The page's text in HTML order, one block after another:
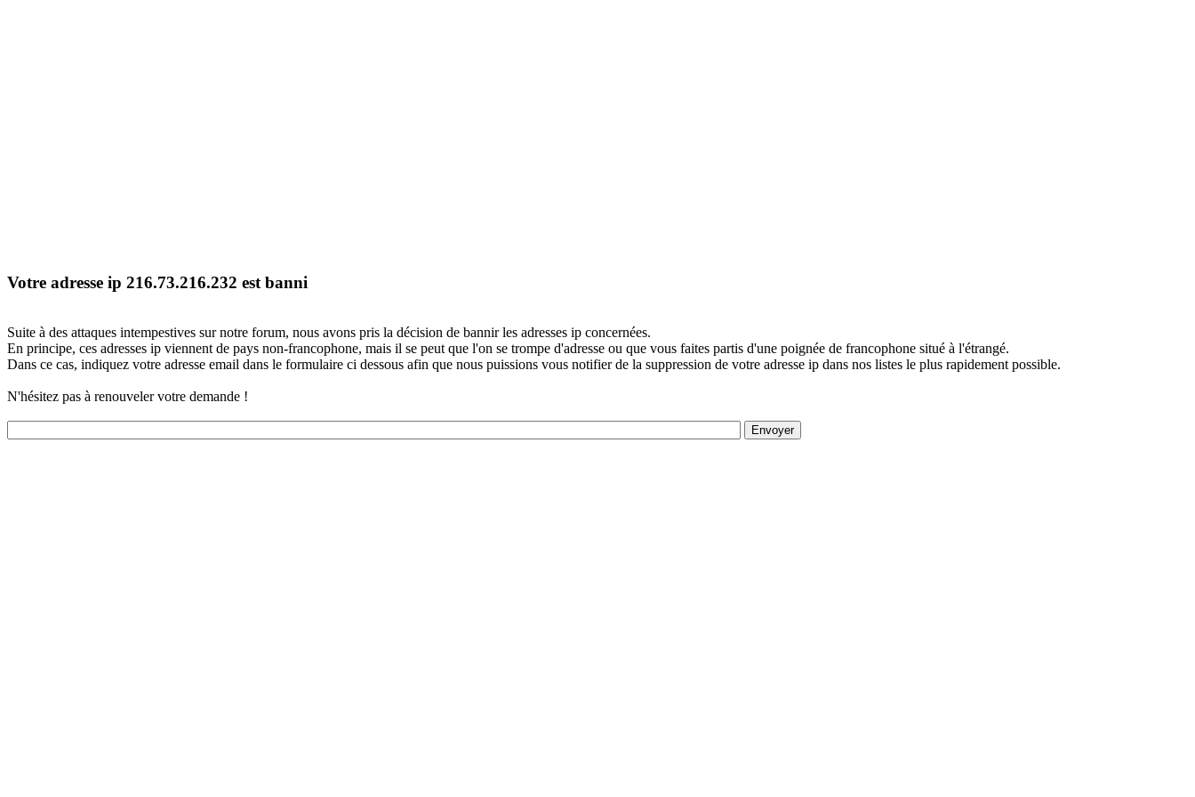
Votre adresse ip 216.73.216.232 est banni
Suite à des attaques intempestives sur notre forum, nous avons pris la décision de bannir les adresses ip concernées.
En principe, ces adresses ip viennent de pays non-francophone, mais il se peut que l'on se trompe d'adresse ou que vous faites partis d'une poignée de francophone situé à l'étrangé.
Dans ce cas, indiquez votre adresse email dans le formulaire ci dessous afin que nous puissions vous notifier de la suppression de votre adresse ip dans nos listes le plus rapidement possible.
N'hésitez pas à renouveler votre demande !